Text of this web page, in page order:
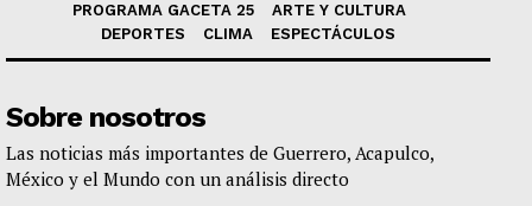
PROGRAMA GACETA 25
ARTE Y CULTURA
DEPORTES
CLIMA ESPECTÁCULOS
Sobre nosotros
Las noticias más importantes de Guerrero, Acapulco,
México y el Mundo con un análisis directo